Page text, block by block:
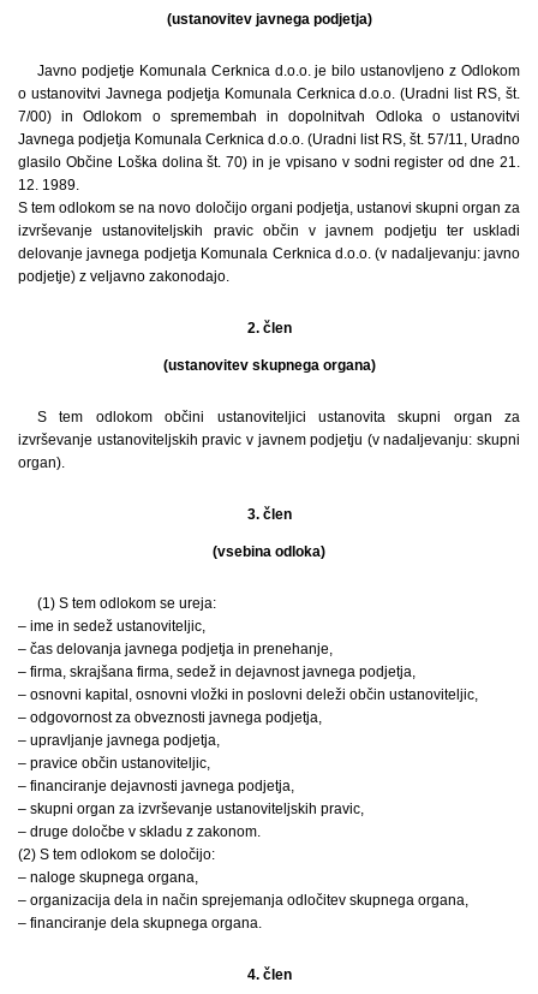
(ustanovitev javnega podjetja)
Javno podjetje Komunala Cerknica d.o.o. je bilo ustanovljeno z Odlokom
o ustanovitvi Javnega podjetja Komunala Cerknica d.o.o. (Uradni list RS, št.
7/00) in Odlokom o spremembah in dopolnitvah Odloka o ustanovitvi
Javnega podjetja Komunala Cerknica d.o.o. (Uradni list RS, št. 57/11, Uradno
glasilo Občine Loška dolina št. 70) in je vpisano v sodni register od dne 21.
12. 1989.
S tem odlokom se na novo določijo organi podjetja, ustanovi skupni organ za
izvrševanje ustanoviteljskih pravic občin v javnem podjetju ter uskladi
delovanje javnega podjetja Komunala Cerknica d.o.o. (v nadaljevanju: javno
podjetje) z veljavno zakonodajo.
2. člen
(ustanovitev skupnega organa)
S tem odlokom občini ustanoviteljici ustanovita skupni organ za
izvrševanje ustanoviteljskih pravic v javnem podjetju (v nadaljevanju: skupni
organ).
3. člen
(vsebina odloka)
(1) S tem odlokom se ureja:
– ime in sedež ustanoviteljic,
– čas delovanja javnega podjetja in prenehanje,
– firma, skrajšana firma, sedež in dejavnost javnega podjetja,
– osnovni kapital, osnovni vložki in poslovni deleži občin ustanoviteljic,
– odgovornost za obveznosti javnega podjetja,
– upravljanje javnega podjetja,
– pravice občin ustanoviteljic,
– financiranje dejavnosti javnega podjetja,
– skupni organ za izvrševanje ustanoviteljskih pravic,
– druge določbe v skladu z zakonom.
(2) S tem odlokom se določijo:
– naloge skupnega organa,
– organizacija dela in način sprejemanja odločitev skupnega organa,
– financiranje dela skupnega organa.
4. člen